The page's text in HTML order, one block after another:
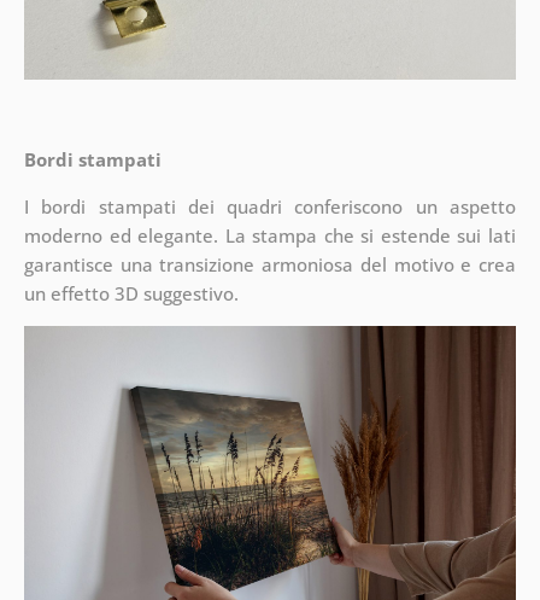
Bordi stampati
I bordi stampati dei quadri conferiscono un aspetto
moderno ed elegante. La stampa che si estende sui lati
garantisce una transizione armoniosa del motivo e crea
un effetto 3D suggestivo.